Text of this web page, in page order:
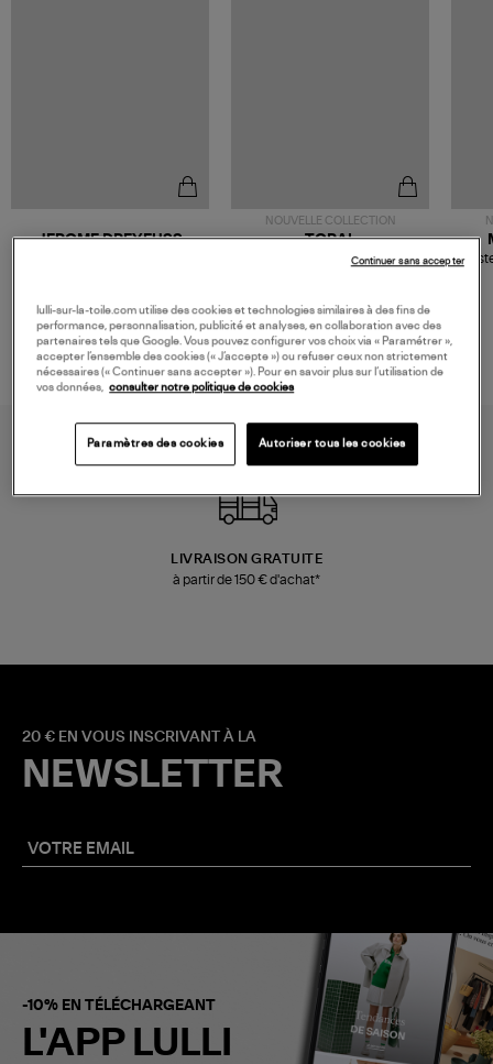
JEROME DREYFUSS
NOUVELLE COLLECTION
TORAL
Mocassins Killian Sport
LIVRAISON GRATUITE
à partir de 150 € d'achat*
20 € EN VOUS INSCRIVANT À LA
NEWSLETTER
-10% EN TÉLÉCHARGEANT
L'APP LULLI
lulli-sur-la-toile.com utilise des cookies et technologies similaires à des fins de
performance, personnalisation, publicité et analyses, en collaboration avec des
partenaires tels que Google. Vous pouvez configurer vos choix via « Paramétrer »,
accepter l’ensemble des cookies (« J’accepte ») ou refuser ceux non strictement
nécessaires (« Continuer sans accepter »). Pour en savoir plus sur l’utilisation de
vos données,
consulter notre politique de cookies
Paramètres des cookies Autoriser tous les cookies
Continuer sans accepter